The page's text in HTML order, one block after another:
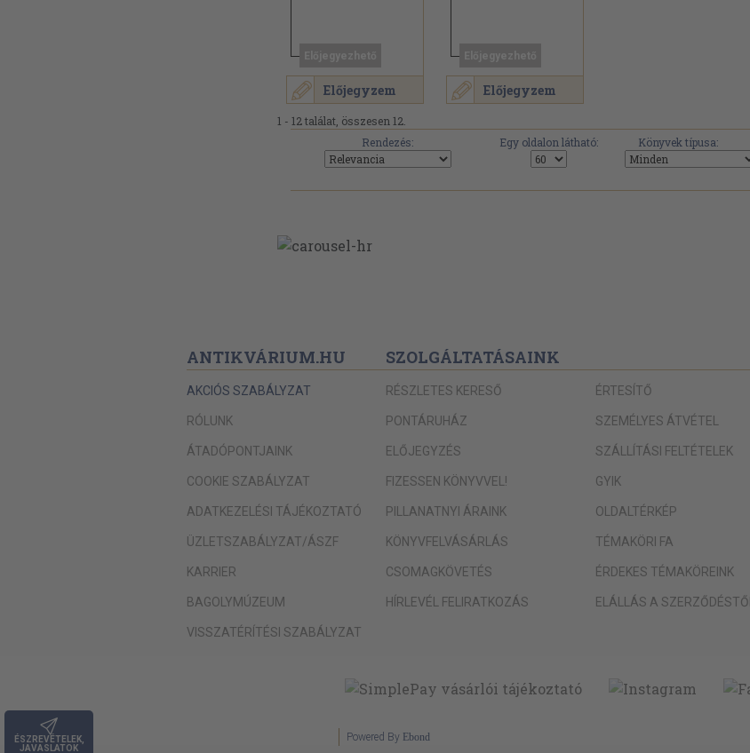
ÉSZREVÉTELEK,
JAVASLATOK
Előjegyzem Előjegyzem
1 - 12 találat, összesen 12.
Rendezés:
Egy oldalon látható: Könyvek típusa:
ANTIKVÁRIUM.HU
AKCIÓS SZABÁLYZAT
RÓLUNK
ÁTADÓPONTJAINK
COOKIE SZABÁLYZAT
ADATKEZELÉSI TÁJÉKOZTATÓ
ÜZLETSZABÁLYZAT/ÁSZF
KARRIER
BAGOLYMÚZEUM
VISSZATÉRÍTÉSI SZABÁLYZAT
SZOLGÁLTATÁSAINK
RÉSZLETES KERESŐ
PONTÁRUHÁZ
ELŐJEGYZÉS
FIZESSEN KÖNYVVEL!
PILLANATNYI ÁRAINK
KÖNYVFELVÁSÁRLÁS
CSOMAGKÖVETÉS
HÍRLEVÉL FELIRATKOZÁS
ÉRTESÍTŐ
SZEMÉLYES ÁTVÉTEL
SZÁLLÍTÁSI FELTÉTELEK
GYIK
OLDALTÉRKÉP
TÉMAKÖRI FA
ÉRDEKES TÉMAKÖREINK
ELÁLLÁS A SZERZŐDÉSTŐL
Powered By Ebond